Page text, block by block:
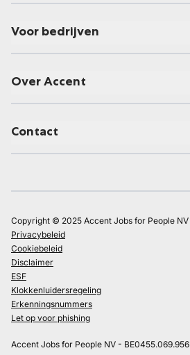
Voor bedrijven
Over Accent
Contact
Copyright © 2025 Accent Jobs for People NV
Privacybeleid
Cookiebeleid
Disclaimer
ESF
Klokkenluidersregeling
Erkenningsnummers
Let op voor phishing
Accent Jobs for People NV - BE0455.069.956